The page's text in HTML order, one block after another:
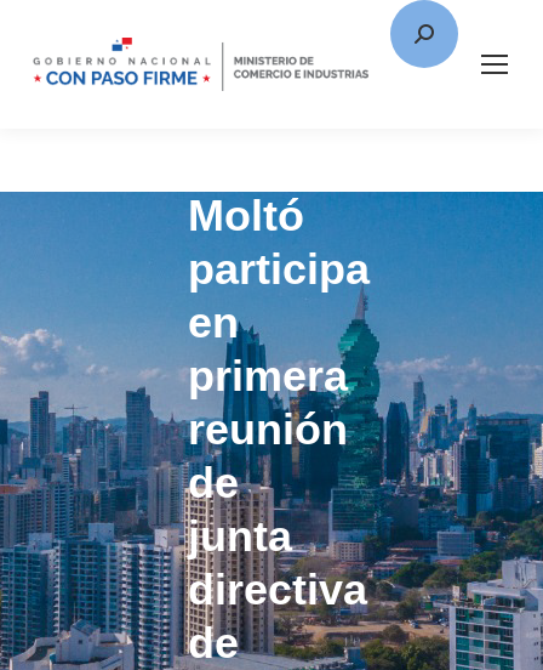
Moltó
participa
en
primera
reunión
de
junta
directiva
de